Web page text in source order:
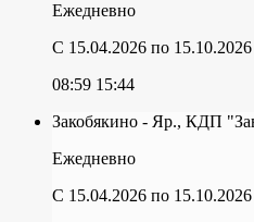
Ежедневно
C 15.04.2026 по 15.10.2026
08:59 15:44
Закобякино - Яр., КДП
Ежедневно
C 15.04.2026 по 15.10.2026